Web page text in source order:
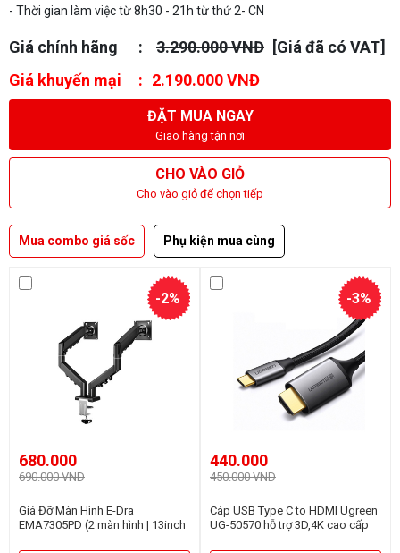
- Thời gian làm việc từ 8h30 - 21h từ thứ 2- CN
Giá chính hãng 3.290.000 VNĐ [Giá đã có VAT]
Giá khuyến mại
2.190.000 VNĐ
ĐẶT MUA NGAY
Giao hàng tận nơi
CHO VÀO GIỎ
Cho vào giỏ để chọn tiếp
Mua combo giá sốc Phụ kiện mua cùng
680.000
690.000 VND
-2%
Giá Đỡ Màn Hình E-Dra
EMA7305PD (2 màn hình | 13inch
440.000
450.000 VND
-3%
Cáp USB Type C to HDMI Ugreen
UG-50570 hỗ trợ 3D,4K cao cấp